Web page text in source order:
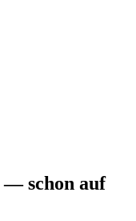
— schon auf